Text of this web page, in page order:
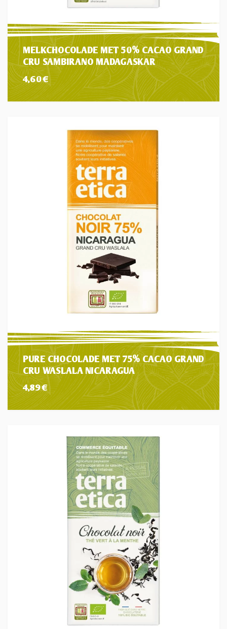
MELKCHOCOLADE MET 50% CACAO GRAND
CRU SAMBIRANO MADAGASKAR
4,60€
PURE CHOCOLADE MET 75% CACAO GRAND
CRU WASLALA NICARAGUA
4,89€